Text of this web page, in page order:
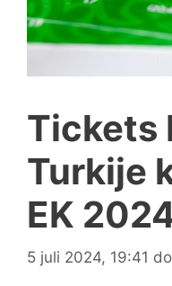
Tickets
Turkije
EK
5 juli 2024, 19:41